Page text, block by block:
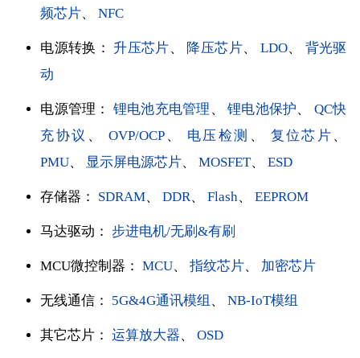
频芯片、NFC
电源转换： 升压芯片、 降压芯片、 LDO、 背光驱
动
电源管理： 锂电池充电管理 、锂电池保护、 QC快
充协议 、 OVP/OCP、 电压检测 、 复位芯片 、
PMU、 显示屏电源芯片、MOSFET、ESD
存储器： SDRAM、DDR、Flash、EEPROM
马达驱动： 步进电机/无刷&有刷
MCU微控制器：MCU、指纹芯片、 加密芯片
无线通信： 5G&4G通讯模组 、NB-IoT模组
其它芯片：运算放大器、OSD